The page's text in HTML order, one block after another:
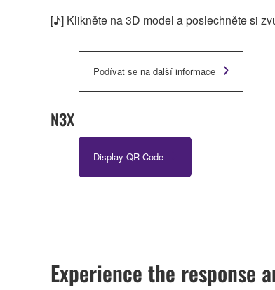
[♪] Klikněte na 3D model a poslechněte si
Podívat se na další informace
N3X
Display QR Code
Experience the response